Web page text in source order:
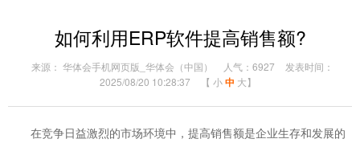
如何利用ERP软件提高销售额?
来源： 华体会手机网页版_华体会（中国） 人气：6927
发表时间：
2025/08/20 10:28:37
【 小中 大】
在竞争日益激烈的市场环境中，提高销售额是企业生存和发展的